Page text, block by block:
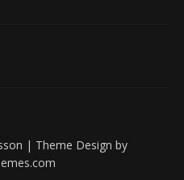
| Theme Design by